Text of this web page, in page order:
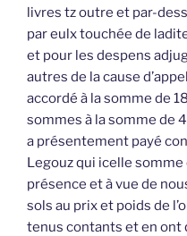
livres tz outre et par-
par eulx touchée de
et pour les despens
autres de la cause
accordé à la somme de
sommes à la somme de
a présentement payé
Legouz qui icelle
présence et à vue de
sols au prix et poids de
tenus contants et en